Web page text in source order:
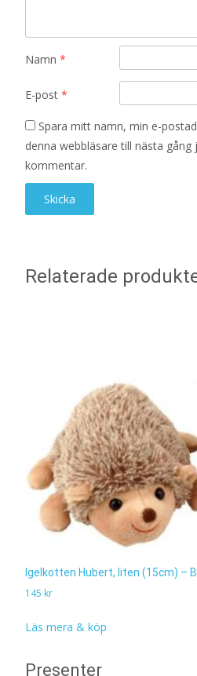
Namn *
E-post *
Spara mitt namn, min e-
denna webbläsare till nästa gång
kommentar.
Relaterade
Igelkotten Hubert, liten (15cm) –
145 kr
Läs mera & köp
Presenter